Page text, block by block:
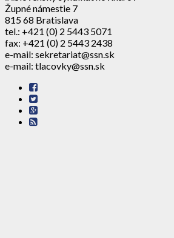
Župné námestie 7
815 68 Bratislava
tel.: +421 (0) 2 5443 5071
fax: +421 (0) 2 5443 2438
e-mail: sekretariat@ssn.sk
e-mail: tlacovky@ssn.sk